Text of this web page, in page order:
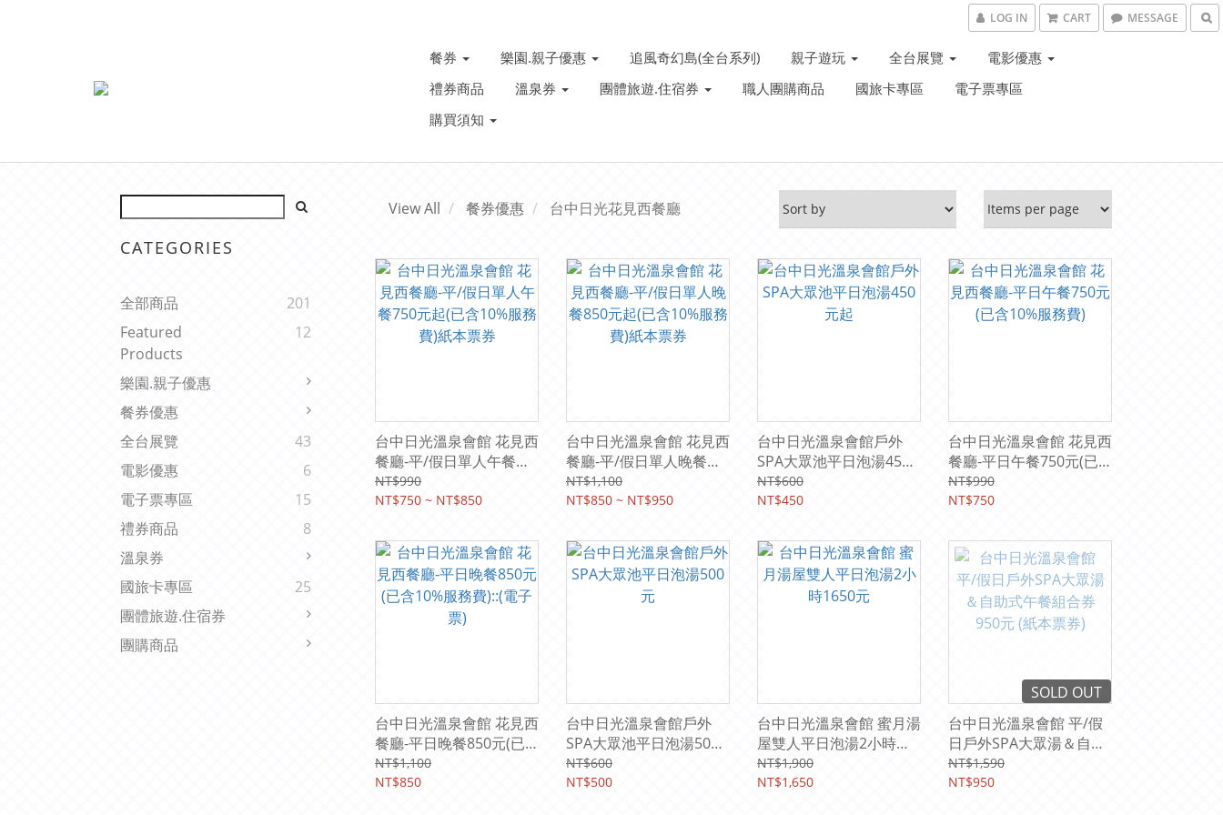
LOG IN CART MESSAGE
餐券 樂園.親子優惠 追風奇幻島(全台系列) 親子遊玩 全台展覽
電影優惠
禮券商品
溫泉券 團體旅遊.住宿券 職人團購商品 國旅卡專區
電子票專區
購買須知
CATEGORIES
全部商品
201
Featured
Products
12
樂園.親子優惠
餐券優惠
全台展覽
43
電影優惠
6
電子票專區
15
禮券商品
8
溫泉券
國旅卡專區
25
團體旅遊.住宿券
團購商品
View All 餐券優惠 台中日光花見西餐廳
台中日光溫泉會館 花見西
餐廳-平/假日單人午餐
750元起(已含10%服務費)
紙本票券
NT$990
NT$750 ~ NT$850
台中日光溫泉會館 花見西
餐廳-平/假日單人晚餐
850元起(已含10%服務費)
紙本票券
NT$1,100
NT$850 ~ NT$950
台中日光溫泉會館戶外
SPA大眾池平日泡湯450
元起
NT$600
NT$450
台中日光溫泉會館 花見西
餐廳-平日午餐750元(已
含10%服務費)
NT$990
NT$750
台中日光溫泉會館 花見西
餐廳-平日晚餐850元(已
含10%服務費)::(電子票)
NT$1,100
NT$850
台中日光溫泉會館戶外
SPA大眾池平日泡湯500
元
NT$600
NT$500
台中日光溫泉會館 蜜月湯
屋雙人平日泡湯2小時
1650元
NT$1,900
NT$1,650
SOLD OUT
台中日光溫泉會館 平/假
日戶外SPA大眾湯＆自助
式午餐組合券 950元 (紙
本票券)
NT$1,590
NT$950